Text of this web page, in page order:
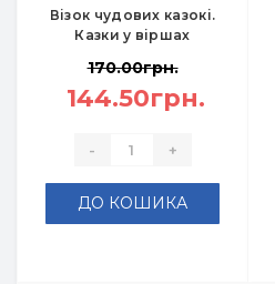
Візок чудових казокі.
Казки у віршах
170.00грн.
144.50грн.
- +
ДО КОШИКА